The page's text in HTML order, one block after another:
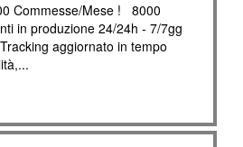
Commesse/Mese ! 8000
in produzione 24/24h - 7/7gg
aggiornato in tempo